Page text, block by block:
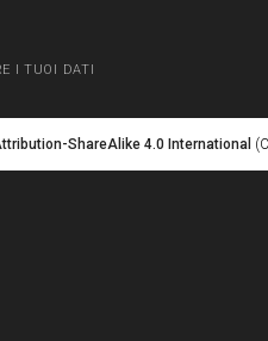
I TUOI DATI
ShareAlike 4.0 International